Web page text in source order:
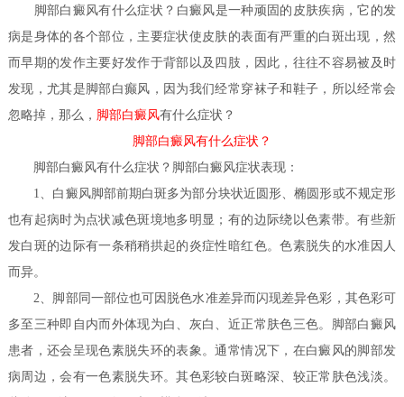
脚部白癜风有什么症状？ 白癜风是一种顽固的皮肤疾病，它的发
病是身体的各个部位，主要症状使皮肤的表面有严重的白斑出现，然
而早期的发作主要好发作于背部以及四肢，因此，往往不容易被及时
发现，尤其是脚部白癫风，因为我们经常穿袜子和鞋子，所以经常会
忽略掉，那么， 脚部白癜风有什么症状？
脚部白癜风有什么症状？
脚部白癜风有什么症状？ 脚部白癜风症状表现：
1、白癜风脚部前期白斑多为部分块状近圆形、椭圆形或不规定形
也有起病时为点状减色斑境地多明显；有的边际绕以色素带。有些新
发白斑的边际有一条稍稍拱起的炎症性暗红色。色素脱失的水准因人
而异。
2、脚部同一部位也可因脱色水准差异而闪现差异色彩，其色彩可
多至三种即自内而外体现为白、灰白、近正常肤色三色。脚部白癜风
患者，还会呈现色素脱失环的表象。通常情况下，在白癜风的脚部发
病周边，会有一色素脱失环。其色彩较白斑略深、较正常肤色浅淡。